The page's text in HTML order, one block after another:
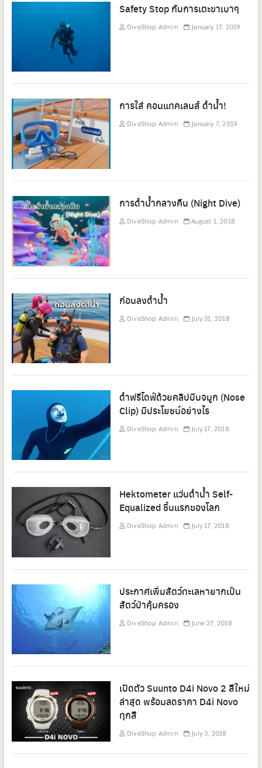
Safety Stop กับการเตะขาเบาๆ
DiveShop Admin January 17, 2019
การใส่ คอนแทคเลนส์ ดำน้ำ!
DiveShop Admin January 7, 2019
การดำน้ำกลางคืน (Night Dive)
DiveShop Admin August 1, 2018
ก่อนลงดำน้ำ
DiveShop Admin July 31, 2018
ดำฟรีไดฟ์ด้วยคลิปบีบจมูก (Nose
Clip) มีประโยชน์อย่างไร
DiveShop Admin July 17, 2018
Hektometer แว่นดำน้ำ Self-
Equalized ชิ้นแรกของโลก
DiveShop Admin July 17, 2018
ประกาศเพิ่มสัตว์ทะเลหายากเป็น
สัตว์ป่าคุ้มครอง
DiveShop Admin June 27, 2018
เปิดตัว Suunto D4i Novo 2 สีใหม่
ล่าสุด พร้อมลดราคา D4i Novo
ทุกสี
DiveShop Admin July 3, 2018